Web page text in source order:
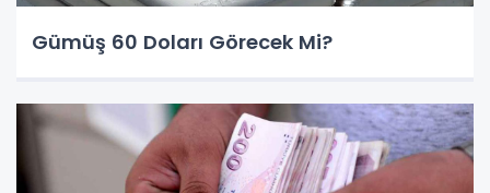
Gümüş 60 Doları Görecek Mi?